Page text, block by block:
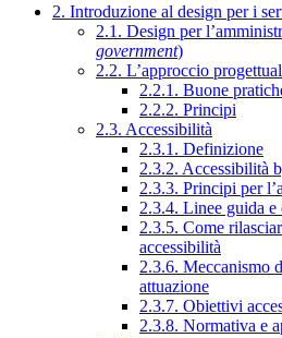
2. Introduzione al design per i
2.1. Design per
government)
2.2. L’approccio
2.2.1. Buone
2.2.2. Principi
2.3. Accessibilità
2.3.1. Definizione
2.3.2. Accessibilità
2.3.3. Principi per
2.3.4. Linee guida e
2.3.5. Come
accessibilità
2.3.6. Meccanismo
attuazione
2.3.7. Obiettivi
2.3.8. Normativa e